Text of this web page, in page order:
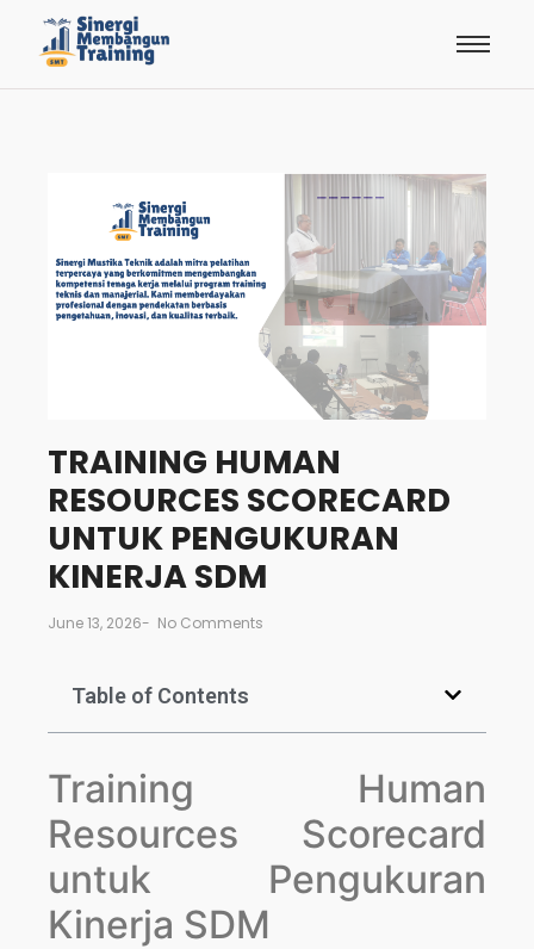
TRAINING HUMAN
RESOURCES SCORECARD
UNTUK PENGUKURAN
KINERJA SDM
June 13, 2026- No Comments
Table of Contents
Training Human
Resources Scorecard
untuk Pengukuran
Kinerja SDM